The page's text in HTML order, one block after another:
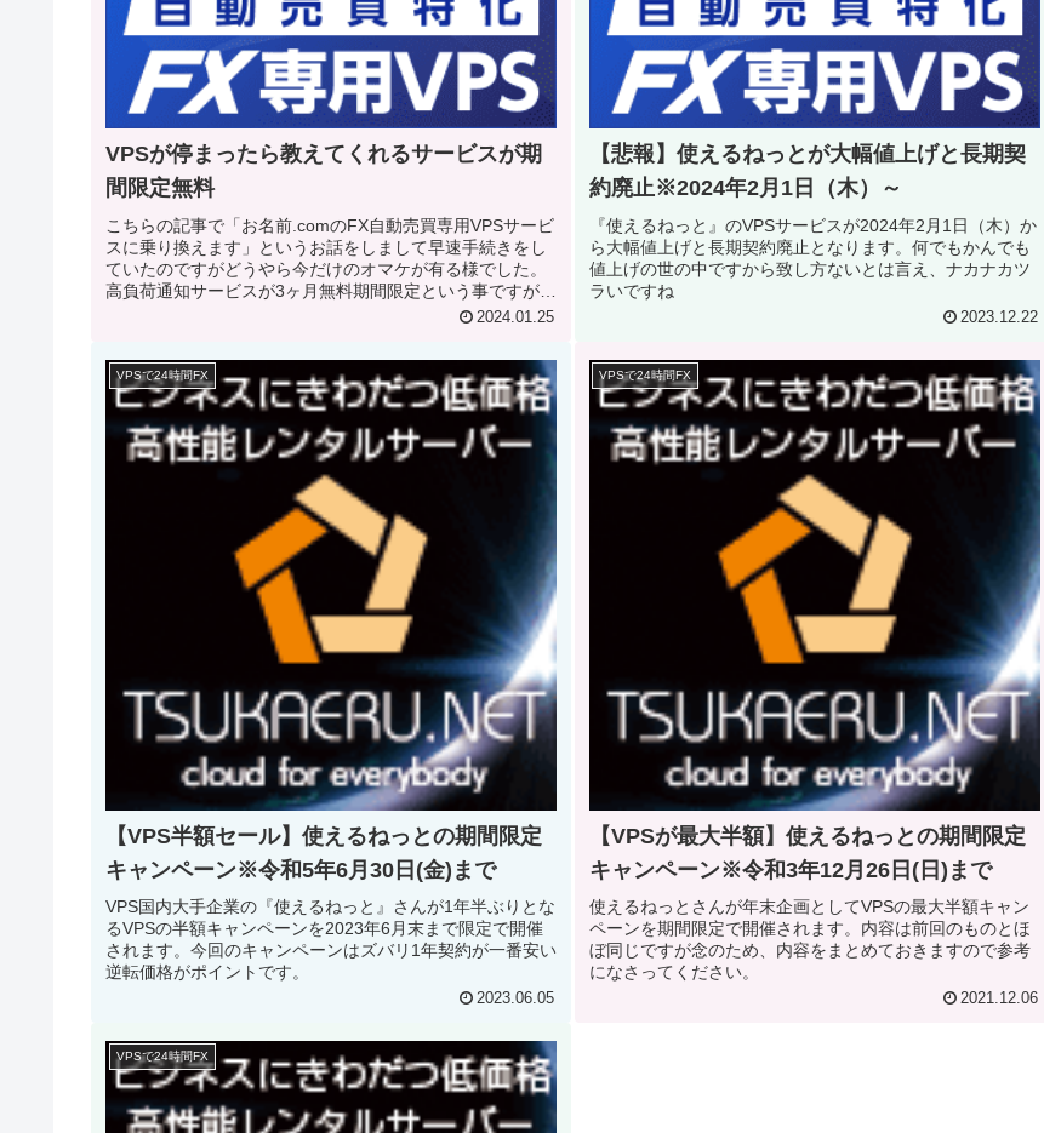
VPSが停まったら教えてくれるサービスが期
間限定無料
こちらの記事で「お名前.comのFX自動売買専用VPSサービ
スに乗り換えます」というお話をしまして早速手続きをし
ていたのですがどうやら今だけのオマケが有る様でした。
高負荷通知サービスが3ヶ月無料期間限定という事ですがこ
2024.01.25
【悲報】使えるねっとが大幅値上げと長期契
約廃止※2024年2月1日（木）～
『使えるねっと』のVPSサービスが2024年2月1日（木）か
ら大幅値上げと長期契約廃止となります。何でもかんでも
値上げの世の中ですから致し方ないとは言え、ナカナカツ
ラいですね
2023.12.22
VPSで24時間FX
【VPS半額セール】使えるねっとの期間限定
キャンペーン※令和5年6月30日(金)まで
VPS国内大手企業の『使えるねっと』さんが1年半ぶりとな
るVPSの半額キャンペーンを2023年6月末まで限定で開催
されます。今回のキャンペーンはズバリ1年契約が一番安い
逆転価格がポイントです。
2023.06.05
VPSで24時間FX
【VPSが最大半額】使えるねっとの期間限定
キャンペーン※令和3年12月26日(日)まで
使えるねっとさんが年末企画としてVPSの最大半額キャン
ペーンを期間限定で開催されます。内容は前回のものとほ
ぼ同じですが念のため、内容をまとめておきますので参考
になさってください。
2021.12.06
VPSで24時間FX